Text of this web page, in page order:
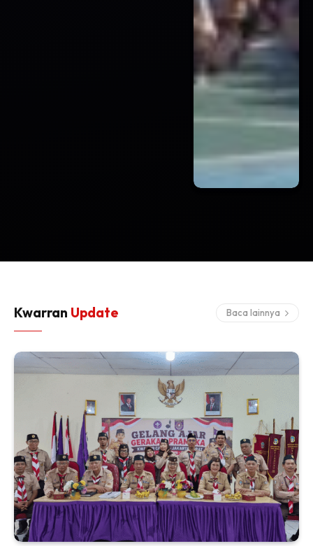
Kwarran Update Baca lainnya